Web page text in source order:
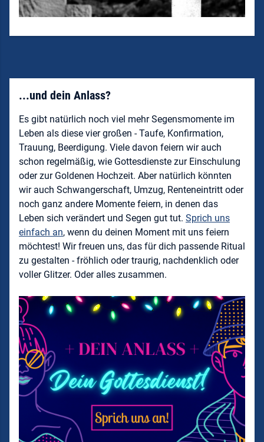
...und dein Anlass?
Es gibt natürlich noch viel mehr Segensmomente im
Leben als diese vier großen - Taufe, Konfirmation,
Trauung, Beerdigung. Viele davon feiern wir auch
schon regelmäßig, wie Gottesdienste zur Einschulung
oder zur Goldenen Hochzeit. Aber natürlich könnten
wir auch Schwangerschaft, Umzug, Renteneintritt oder
noch ganz andere Momente feiern, in denen das
Leben sich verändert und Segen gut tut. Sprich uns
einfach an, wenn du deinen Moment mit uns feiern
möchtest! Wir freuen uns, das für dich passende Ritual
zu gestalten - fröhlich oder traurig, nachdenklich oder
voller Glitzer. Oder alles zusammen.